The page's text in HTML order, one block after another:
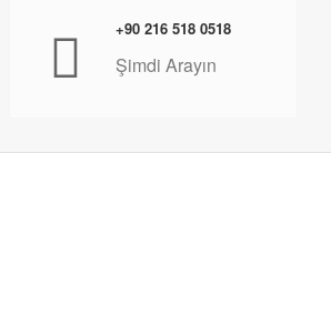
+90 216 518 0518
Şimdi Arayın